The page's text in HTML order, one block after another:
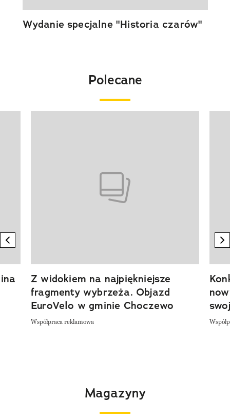
Wydanie specjalne "Historia czarów"
Polecane
previous element
Z widokiem na najpiękniejsze
fragmenty wybrzeża. Objazd
EuroVelo w gminie Choczewo
Współpraca reklamowa
Magazyny